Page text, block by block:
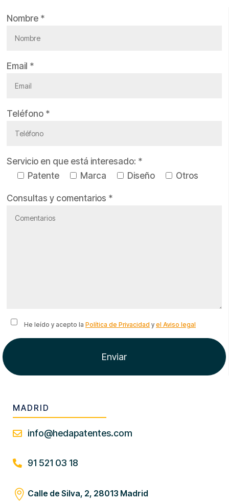
Nombre *
Email *
Teléfono *
Servicio en que está interesado: *
Patente
Marca Diseño Otros
Consultas y comentarios *
He leído y acepto la Política de Privacidad y el Aviso legal
MADRID
 info@hedapatentes.com
 91 521 03 18
 Calle de Silva, 2, 28013 Madrid